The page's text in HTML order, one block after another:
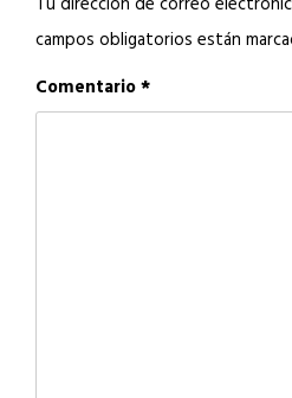
campos obligatorios están
Comentario*